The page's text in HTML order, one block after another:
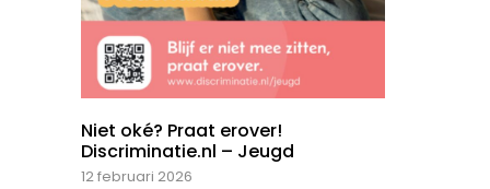
Niet oké? Praat erover!
Discriminatie.nl – Jeugd
12 februari 2026